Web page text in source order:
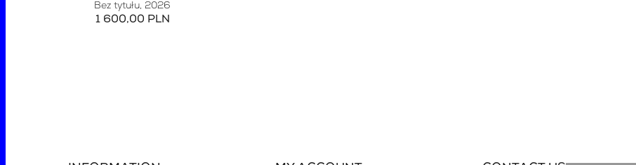
Bez tytułu, 2026
1 600,00 PLN